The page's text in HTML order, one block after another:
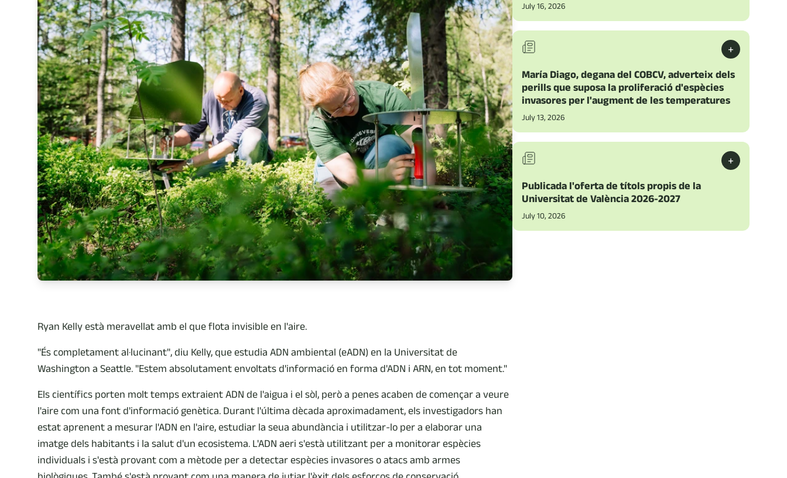
Ryan Kelly està meravellat amb el que flota invisible en l'aire.
"És completament al·lucinant", diu Kelly, que estudia ADN ambiental (eADN) en la Universitat de
Washington a Seattle. "Estem absolutament envoltats d'informació en forma d'ADN i ARN, en tot moment."
Els científics porten molt temps extraient ADN de l'aigua i el sòl, però a penes acaben de començar a veure
l'aire com una font d'informació genètica. Durant l'última dècada aproximadament, els investigadors han
estat aprenent a mesurar l'ADN en l'aire, estudiar la seua abundància i utilitzar-lo per a elaborar una
imatge dels habitants i la salut d'un ecosistema. L'ADN aeri s'està utilitzant per a monitorar espècies
individuals i s'està provant com a mètode per a detectar espècies invasores o atacs amb armes
July 16, 2026
+
María Diago, degana del COBCV, adverteix dels
perills que suposa la proliferació d'espècies
invasores per l'augment de les temperatures
July 13, 2026
+
Publicada l'oferta de títols propis de la
Universitat de València 2026-2027
July 10, 2026